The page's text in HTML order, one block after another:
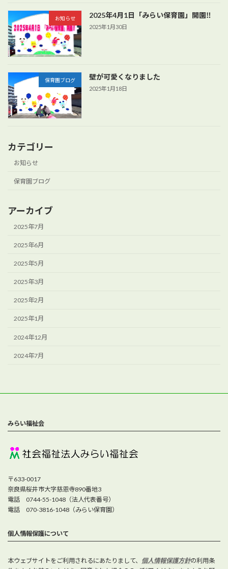
お知らせ 2025年4月1日「みらい保育園」開園‼
2025年1月30日
保育園ブログ 壁が可愛くなりました
2025年1月18日
カテゴリー
お知らせ
保育園ブログ
アーカイブ
2025年7月
2025年6月
2025年5月
2025年3月
2025年2月
2025年1月
2024年12月
2024年7月
みらい福祉会
〒633-0017
奈良県桜井市大字慈恩寺890番地3
電話 0744-55-1048（法人代表番号）
電話 070-3816-1048（みらい保育園）
個人情報保護について
本ウェブサイトをご利用されるにあたりまして、 個人情報保護方針の利用条